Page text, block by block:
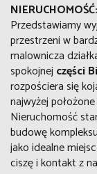
NIERUCHOMOŚĆ:
Przedstawiamy
przestrzeni w
malownicza
spokojnej części
rozpościera się
najwyżej
Nieruchomość
budowę
jako idealne
ciszę i kontakt z